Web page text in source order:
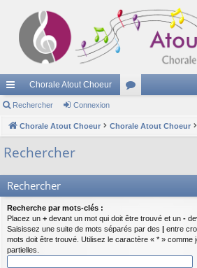
cc
ès
ra
de
Chorale Atout Choeur
u
Rechercher Connexion
Chorale Atout Choeur Chorale Atout Choeur
Rechercher
Rechercher
Recherche par mots-clés :
Placez un + devant un mot qui doit être trouvé et un -
Saisissez une suite de mots séparés par des | entre
mots doit être trouvé. Utilisez le caractère « * » comme
partielles.